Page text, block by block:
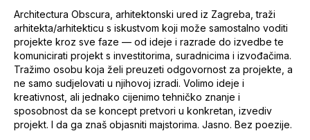
Architectura Obscura, arhitektonski ured iz Zagreba, traži
arhitekta/arhitekticu s iskustvom koji može samostalno voditi
projekte kroz sve faze — od ideje i razrade do izvedbe te
komunicirati projekt s investitorima, suradnicima i izvođačima.
Tražimo osobu koja želi preuzeti odgovornost za projekte, a
ne samo sudjelovati u njihovoj izradi. Volimo ideje i
kreativnost, ali jednako cijenimo tehničko znanje i
sposobnost da se koncept pretvori u konkretan, izvediv
projekt. I da ga znaš objasniti majstorima. Jasno. Bez poezije.